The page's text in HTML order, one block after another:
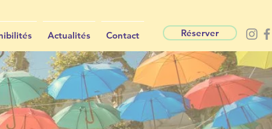
Actualités Contact Réserver